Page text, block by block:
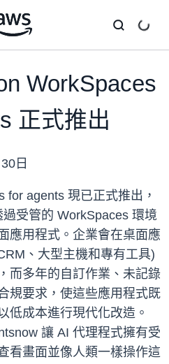
WorkSpaces
正式推出
日
for agents 現已正式推出，
受管的 WorkSpaces 環境
應用程式。企業會在桌面應
、大型主機和專有工具)
而多年的自訂作業、未記錄
規要求，使這些應用程式既
低成本進行現代化改造。
讓 AI 代理程式擁有受
看畫面並像人類一樣操作這